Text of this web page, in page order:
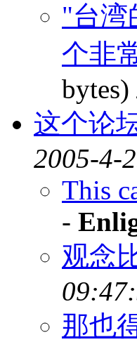
"台湾
个非
bytes)
这个论
2005-4-
This
-
观念
那也